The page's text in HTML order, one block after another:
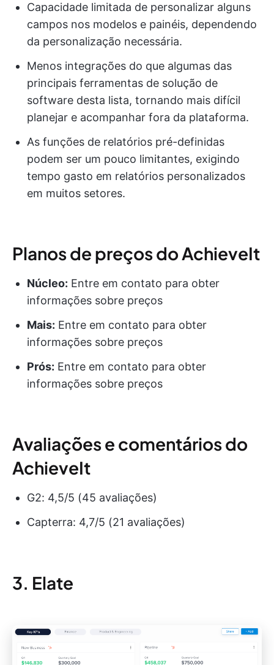
Capacidade limitada de personalizar alguns
campos nos modelos e painéis, dependendo
da personalização necessária.
Menos integrações do que algumas das
principais ferramentas de solução de
software desta lista, tornando mais difícil
planejar e acompanhar fora da plataforma.
As funções de relatórios pré-definidas
podem ser um pouco limitantes, exigindo
tempo gasto em relatórios personalizados
em muitos setores.
Planos de preços do AchieveIt
Núcleo: Entre em contato para obter
informações sobre preços
Mais: Entre em contato para obter
informações sobre preços
Prós: Entre em contato para obter
informações sobre preços
Avaliações e comentários do
AchieveIt
G2: 4,5/5 (45 avaliações)
Capterra: 4,7/5 (21 avaliações)
3. Elate